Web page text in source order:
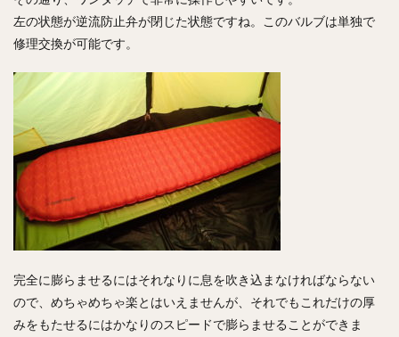
左の状態が逆流防止弁が閉じた状態ですね。このバルブは単独で
修理交換が可能です。
完全に膨らませるにはそれなりに息を吹き込まなければならない
ので、めちゃめちゃ楽とはいえませんが、それでもこれだけの厚
みをもたせるにはかなりのスピードで膨らませることができま